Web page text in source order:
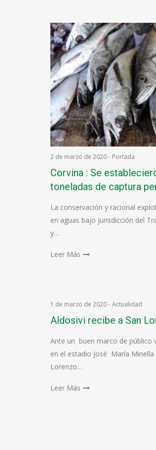
2 de marzo de 2020- Portada
Corvina : Se
toneladas de captura
La conservación y racional
en aguas bajo jurisdicción del
y…
Leer Más
1 de marzo de 2020- Actualidad
Aldosivi recibe a San
Ante un buen marco de público
en el estadio José María Minella
Lorenzo…
Leer Más